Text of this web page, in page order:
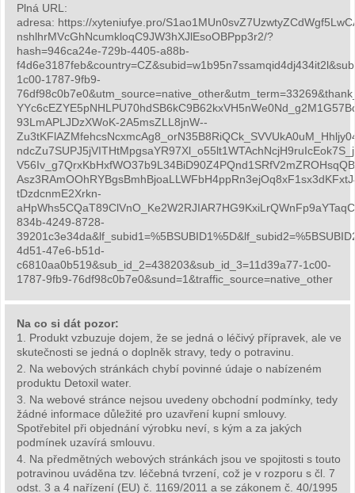
Plná URL:
adresa: https://xyteniufye.pro/
nshlhrMVcGhNcumkloqC9JW3hXJlEsoOBPpp3r2/?
hash=946ca24e-729b-4405-a88b-
1c00-1787-9fb9-
93LmAPLJDzXWoK-2A5msZLL8jnW--
tDzdcnmE2Xrkn-
834b-4249-8728-
4d51-47e6-b51d-
c6810aa0b519&sub_id_2=438203&sub_id_3=11d39a77-1c00-
1787-9fb9-76df98c0b7e0&sund=1&traffic_source=native_other
Na co si dát pozor:
1. Produkt vzbuzuje dojem, že se jedná o léčivý přípravek, ale ve
skutečnosti se jedná o doplněk stravy, tedy o potravinu.
2. Na webových stránkách chybí povinné údaje o nabízeném
produktu Detoxil water.
3. Na webové stránce nejsou uvedeny obchodní podmínky, tedy
žádné informace důležité pro uzavření kupní smlouvy.
Spotřebitel při objednání výrobku neví, s kým a za jakých
podmínek uzavírá smlouvu.
4. Na předmětných webových stránkách jsou ve spojitosti s touto
potravinou uváděna tzv. léčebná tvrzení, což je v rozporu s čl. 7
odst. 3 a 4 nařízení (EU) č. 1169/2011 a se zákonem č. 40/1995